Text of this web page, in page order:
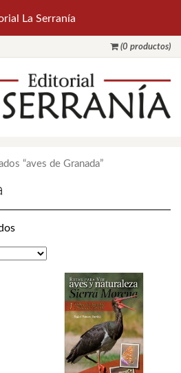
(0 productos)
“aves de Granada”
La Serranía